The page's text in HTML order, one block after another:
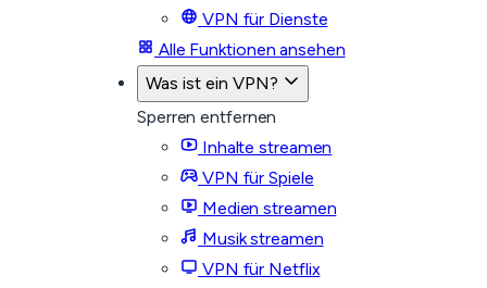
VPN für Dienste
Alle Funktionen ansehen
Was ist ein VPN?
Sperren entfernen
Inhalte streamen
VPN für Spiele
Medien streamen
Musik streamen
VPN für Netflix